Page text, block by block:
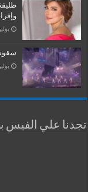
يوليو 29,
يوليو 29,
تجدنا علي الفيس